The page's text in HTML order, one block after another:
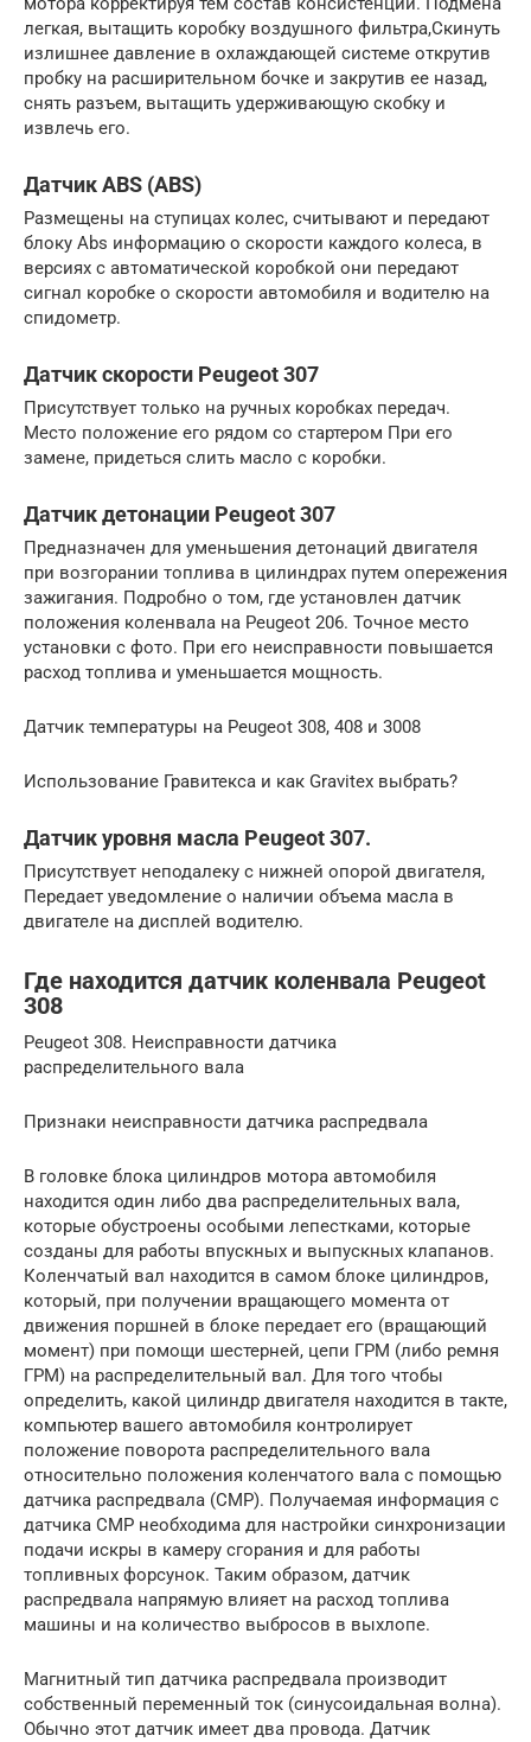
легкая, вытащить коробку воздушного фильтра,Скинуть
излишнее давление в охлаждающей системе открутив
пробку на расширительном бочке и закрутив ее назад,
снять разъем, вытащить удерживающую скобку и
извлечь его.
Датчик ABS (ABS)
Размещены на ступицах колес, считывают и передают
блоку Abs информацию о скорости каждого колеса, в
версиях с автоматической коробкой они передают
сигнал коробке о скорости автомобиля и водителю на
спидометр.
Датчик скорости Peugeot 307
Присутствует только на ручных коробках передач.
Место положение его рядом со стартером При его
замене, придеться слить масло с коробки.
Датчик детонации Peugeot 307
Предназначен для уменьшения детонаций двигателя
при возгорании топлива в цилиндрах путем опережения
зажигания. Подробно о том, где установлен датчик
положения коленвала на Peugeot 206. Точное место
установки с фото. При его неисправности повышается
расход топлива и уменьшается мощность.
Датчик температуры на Peugeot 308, 408 и 3008
Использование Гравитекса и как Gravitex выбрать?
Датчик уровня масла Peugeot 307.
Присутствует неподалеку с нижней опорой двигателя,
Передает уведомление о наличии объема масла в
двигателе на дисплей водителю.
Где находится датчик коленвала Peugeot
308
Peugeot 308. Неисправности датчика
распределительного вала
Признаки неисправности датчика распредвала
В головке блока цилиндров мотора автомобиля
находится один либо два распределительных вала,
которые обустроены особыми лепестками, которые
созданы для работы впускных и выпускных клапанов.
Коленчатый вал находится в самом блоке цилиндров,
который, при получении вращающего момента от
движения поршней в блоке передает его (вращающий
момент) при помощи шестерней, цепи ГРМ (либо ремня
ГРМ) на распределительный вал. Для того чтобы
определить, какой цилиндр двигателя находится в такте,
компьютер вашего автомобиля контролирует
положение поворота распределительного вала
относительно положения коленчатого вала с помощью
датчика распредвала (СМР). Получаемая информация с
датчика СМР необходима для настройки синхронизации
подачи искры в камеру сгорания и для работы
топливных форсунок. Таким образом, датчик
распредвала напрямую влияет на расход топлива
машины и на количество выбросов в выхлопе.
Магнитный тип датчика распредвала производит
собственный переменный ток (синусоидальная волна).
Обычно этот датчик имеет два провода. Датчик